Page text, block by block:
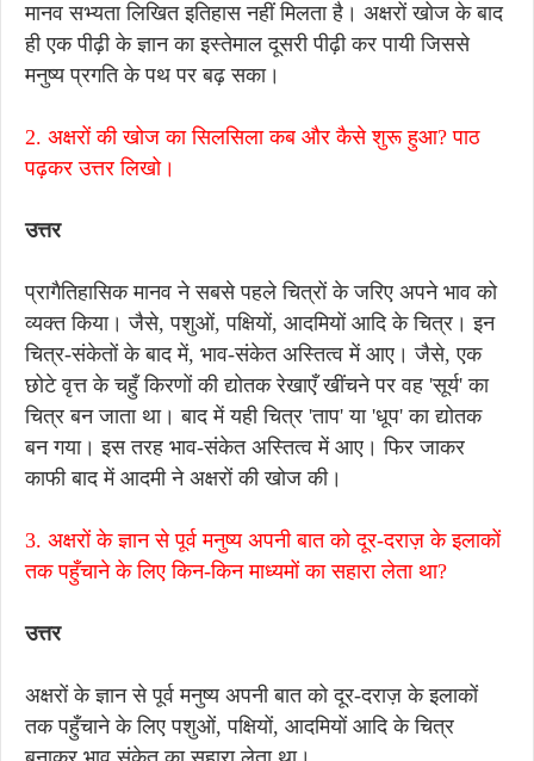
मानव सभ्यता लिखित इतिहास नहीं मिलता है। अक्षरों खोज के बाद
ही एक पीढ़ी के ज्ञान का इस्तेमाल दूसरी पीढ़ी कर पायी जिससे
मनुष्य प्रगति के पथ पर बढ़ सका।
2. अक्षरों की खोज का सिलसिला कब और कैसे शुरू हुआ? पाठ
पढ़कर उत्तर लिखो।
उत्तर
प्रागैतिहासिक मानव ने सबसे पहले चित्रों के जरिए अपने भाव को
व्यक्त किया। जैसे, पशुओं, पक्षियों, आदमियों आदि के चित्र। इन
चित्र-संकेतों के बाद में, भाव-संकेत अस्तित्व में आए। जैसे, एक
छोटे वृत्त के चहुँ किरणों की द्योतक रेखाएँ खींचने पर वह 'सूर्य' का
चित्र बन जाता था। बाद में यही चित्र 'ताप' या 'धूप' का द्योतक
बन गया। इस तरह भाव-संकेत अस्तित्व में आए। फिर जाकर
काफी बाद में आदमी ने अक्षरों की खोज की।
3. अक्षरों के ज्ञान से पूर्व मनुष्य अपनी बात को दूर-दराज़ के इलाकों
तक पहुँचाने के लिए किन-किन माध्यमों का सहारा लेता था?
उत्तर
अक्षरों के ज्ञान से पूर्व मनुष्य अपनी बात को दूर-दराज़ के इलाकों
तक पहुँचाने के लिए पशुओं, पक्षियों, आदमियों आदि के चित्र